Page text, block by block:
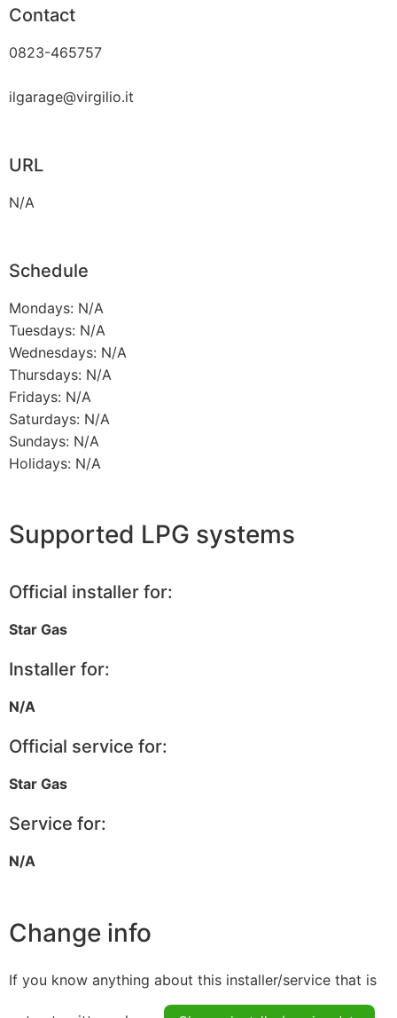
Contact
0823-465757
ilgarage@virgilio.it
URL
N/A
Schedule
Mondays: N/A
Tuesdays: N/A
Wednesdays: N/A
Thursdays: N/A
Fridays: N/A
Saturdays: N/A
Sundays: N/A
Holidays: N/A
Supported LPG systems
Official installer for:
Star Gas
Installer for:
N/A
Official service for:
Star Gas
Service for:
N/A
Change info
If you know anything about this installer/service that is